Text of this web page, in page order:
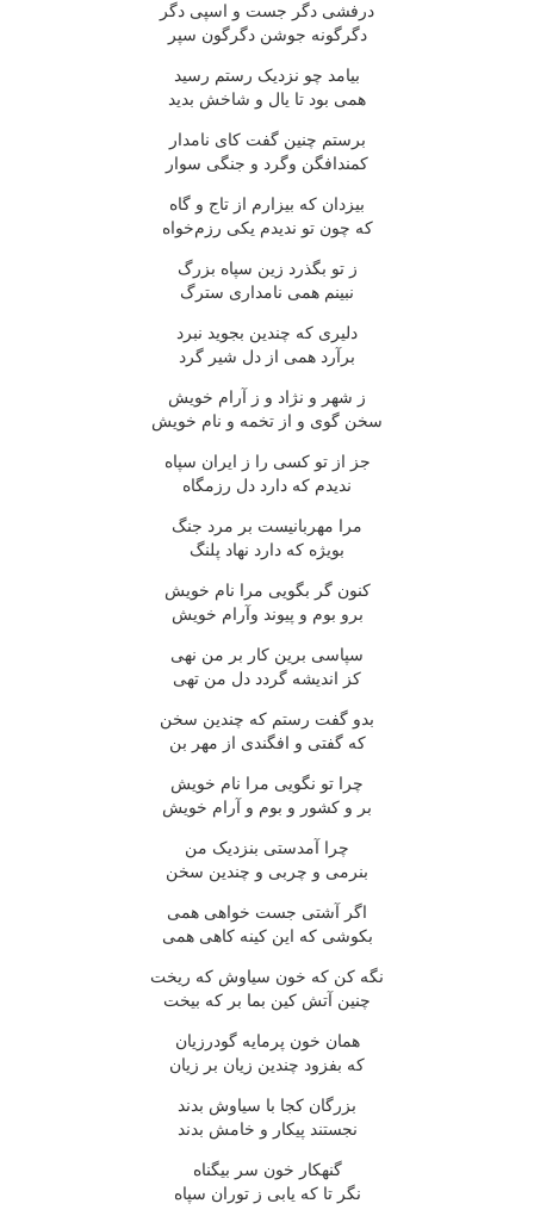
درفشی دگر جست و اسپی دگر
دگرگونه جوشن دگرگون سپر
بیامد چو نزدیک رستم رسید
همی بود تا یال و شاخش بدید
برستم چنین گفت کای نامدار
کمندافگن وگرد و جنگی سوار
بیزدان که بیزارم از تاج و گاه
که چون تو ندیدم یکی رزم‌خواه
ز تو بگذرد زین سپاه بزرگ
نبینم همی نامداری سترگ
دلیری که چندین بجوید نبرد
برآرد همی از دل شیر گرد
ز شهر و نژاد و ز آرام خویش
سخن گوی و از تخمه و نام خویش
جز از تو کسی را ز ایران سپاه
ندیدم که دارد دل رزمگاه
مرا مهربانیست بر مرد جنگ
بویژه که دارد نهاد پلنگ
کنون گر بگویی مرا نام خویش
برو بوم و پیوند وآرام خویش
سپاسی برین کار بر من نهی
کز اندیشه گردد دل من تهی
بدو گفت رستم که چندین سخن
که گفتی و افگندی از مهر بن
چرا تو نگویی مرا نام خویش
بر و کشور و بوم و آرام خویش
چرا آمدستی بنزدیک من
بنرمی و چربی و چندین سخن
اگر آشتی جست خواهی همی
بکوشی که این کینه کاهی همی
نگه کن که خون سیاوش که ریخت
چنین آتش کین بما بر که بیخت
همان خون پرمایه گودرزیان
که بفزود چندین زیان بر زیان
بزرگان کجا با سیاوش بدند
نجستند پیکار و خامش بدند
گنهکار خون سر بیگناه
نگر تا که یابی ز توران سپاه